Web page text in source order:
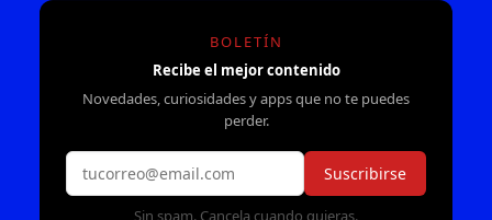
BOLETÍN
Recibe el mejor contenido
Novedades, curiosidades y apps que no te puedes
perder.
Suscribirse
Sin spam. Cancela cuando quieras.